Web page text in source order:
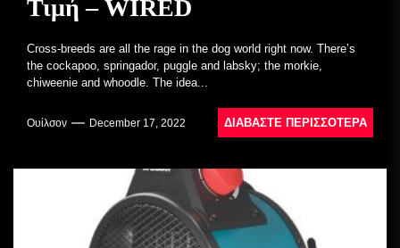
Τιμή – WIRED
Cross-breeds are all the rage in the dog world right now. There’s
the cockapoo, springador, puggle and labsky; the morkie,
chiweenie and whoodle. The idea...
Ουίλσον December 17, 2022 ΔΙΑΒΆΣΤΕ ΠΕΡΙΣΣΌΤΕΡΑ